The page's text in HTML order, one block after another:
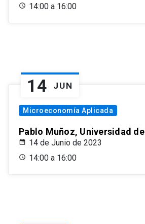
14:00 a 16:00
14 JUN
Microeconomía Aplicada
Pablo Muñoz, Universidad
14 de Junio de 2023
14:00 a 16:00